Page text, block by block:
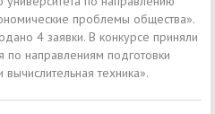
проблемы общества».
4 заявки. В конкурсе приняли
по направлениям подготовки
техника».